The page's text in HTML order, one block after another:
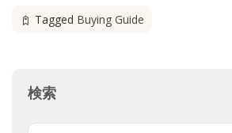
Tagged Buying Guide
検索